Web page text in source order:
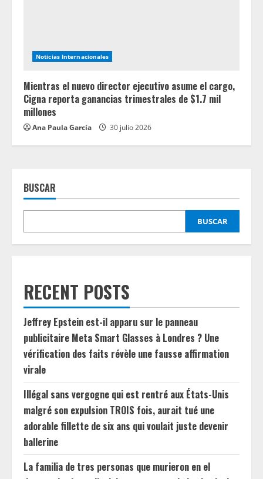
Noticias Internacionales
Mientras el nuevo director ejecutivo asume el cargo,
Cigna reporta ganancias trimestrales de $1.7 mil
millones
Ana Paula García 30 julio 2026
BUSCAR
BUSCAR
RECENT POSTS
Jeffrey Epstein est-il apparu sur le panneau
publicitaire Meta Smart Glasses à Londres ? Une
vérification des faits révèle une fausse affirmation
virale
Illégal sans vergogne qui est rentré aux États-Unis
malgré son expulsion TROIS fois, aurait tué une
adorable fillette de six ans qui voulait juste devenir
ballerine
La familia de tres personas que murieron en el